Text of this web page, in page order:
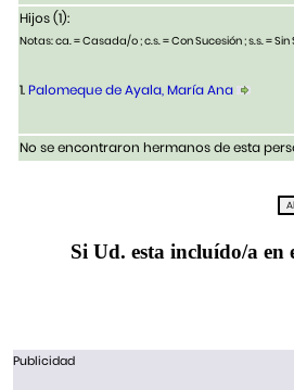
Hijos (1):
Notas: ca. = Casada/o ; c.s. = Con Sucesión ; s.s. =
1.Palomeque de Ayala, María Ana
No se encontraron hermanos de esta
Si Ud. esta incluído/a en
Publicidad